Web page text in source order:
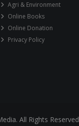
Agri & Environment
Online Books
Online Donation
Privacy Policy
All Rights Reserved